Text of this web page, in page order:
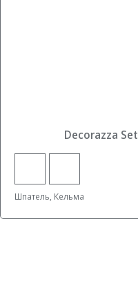
Decorazza
Шпатель, Кельма